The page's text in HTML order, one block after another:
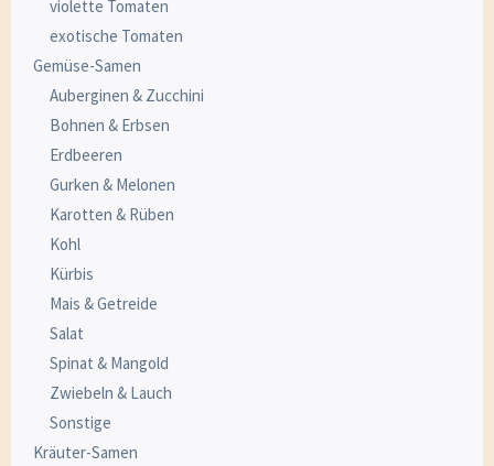
violette Tomaten
exotische Tomaten
Gemüse-Samen
Auberginen & Zucchini
Bohnen & Erbsen
Erdbeeren
Gurken & Melonen
Karotten & Rüben
Kohl
Kürbis
Mais & Getreide
Salat
Spinat & Mangold
Zwiebeln & Lauch
Sonstige
Kräuter-Samen